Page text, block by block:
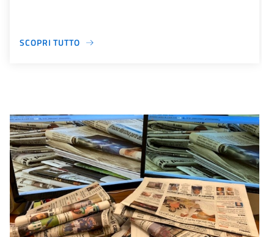
SCOPRI TUTTO